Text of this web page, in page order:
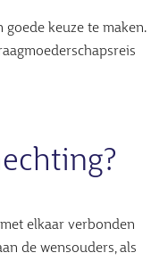
keuze te maken.
elkaar verbonden
de wensouders, als